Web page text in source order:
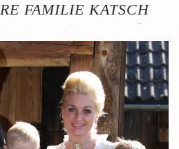
FAMILIE KATSCH